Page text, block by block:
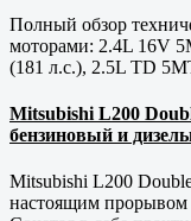
Полный обзор
моторами: 2.4L 16V
(181 л.с.), 2.5L TD
Mitsubishi L200
бензиновый и
Mitsubishi L200
настоящим прорывом